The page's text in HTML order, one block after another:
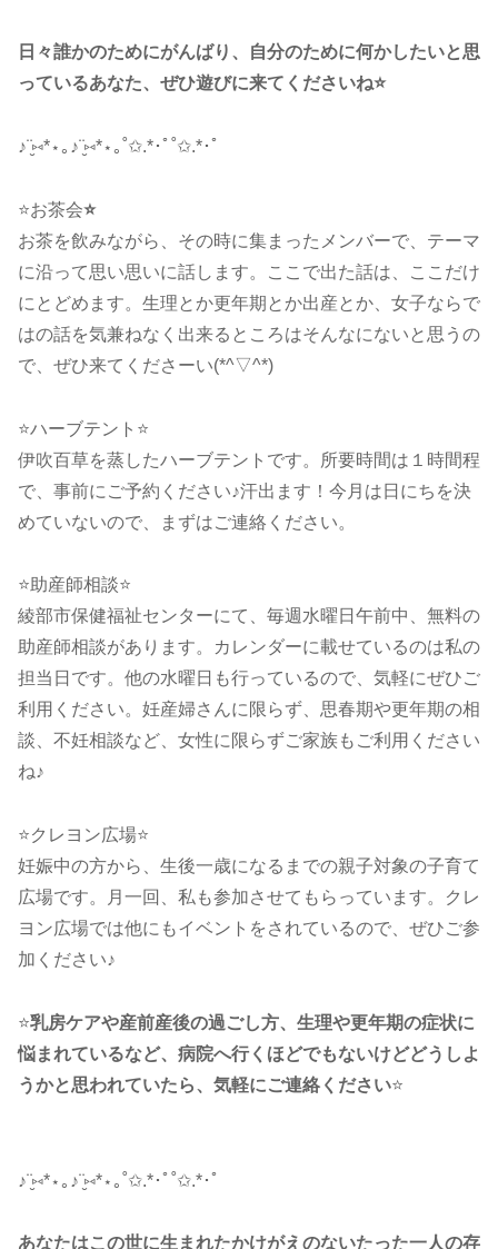
日々誰かのためにがんばり、自分のために何かしたいと思
っているあなた、ぜひ遊びに来てくださいね⭐
♪¨̮⑅*⋆｡♪¨̮⑅*⋆｡˚✩.*･ﾟ˚✩.*･ﾟ
⭐お茶会⭐
お茶を飲みながら、その時に集まったメンバーで、テーマ
に沿って思い思いに話します。ここで出た話は、ここだけ
にとどめます。生理とか更年期とか出産とか、女子ならで
はの話を気兼ねなく出来るところはそんなにないと思うの
で、ぜひ来てくださーい(*^▽^*)
⭐ハーブテント⭐
伊吹百草を蒸したハーブテントです。所要時間は１時間程
で、事前にご予約ください♪汗出ます！今月は日にちを決
めていないので、まずはご連絡ください。
⭐助産師相談⭐
綾部市保健福祉センターにて、毎週水曜日午前中、無料の
助産師相談があります。カレンダーに載せているのは私の
担当日です。他の水曜日も行っているので、気軽にぜひご
利用ください。妊産婦さんに限らず、思春期や更年期の相
談、不妊相談など、女性に限らずご家族もご利用ください
ね♪
⭐クレヨン広場⭐
妊娠中の方から、生後一歳になるまでの親子対象の子育て
広場です。月一回、私も参加させてもらっています。クレ
ヨン広場では他にもイベントをされているので、ぜひご参
加ください♪
⭐乳房ケアや産前産後の過ごし方、生理や更年期の症状に
悩まれているなど、病院へ行くほどでもないけどどうしよ
うかと思われていたら、気軽にご連絡ください⭐
♪¨̮⑅*⋆｡♪¨̮⑅*⋆｡˚✩.*･ﾟ˚✩.*･ﾟ
あなたはこの世に生まれたかけがえのないたった一人の存